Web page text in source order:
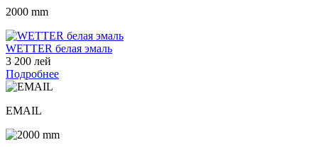
2000 mm
WETTER белая эмаль
3 200 лей
Подробнее
EMAIL